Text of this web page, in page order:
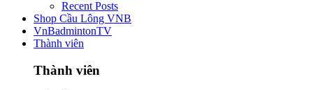
Recent Posts
Shop Cầu Lông VNB
VnBadmintonTV
Thành viên
Thành viên